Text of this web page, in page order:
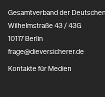
Gesamtverband der
Wilhelmstraße 43 / 43G
10117 Berlin
frage@dieversicherer.de
Kontakte für Medien